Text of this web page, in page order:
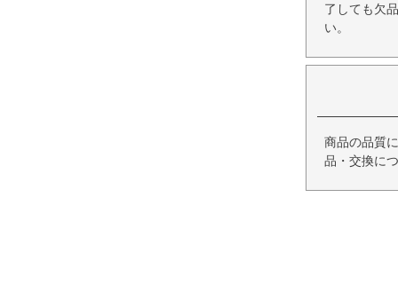
了しても欠
い。
商品の品質
品・交換に